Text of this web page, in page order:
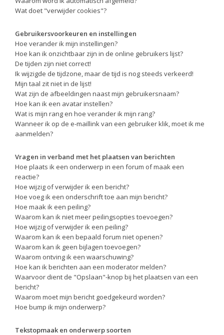
Wat doet "verwijder cookies"?
Gebruikersvoorkeuren en instellingen
Hoe verander ik mijn instellingen?
Hoe kan ik onzichtbaar zijn in de online gebruikers lijst?
De tijden zijn niet correct!
Ik wijzigde de tijdzone, maar de tijd is nog steeds verkeerd!
Mijn taal zit niet in de lijst!
Wat zijn de afbeeldingen naast mijn gebruikersnaam?
Hoe kan ik een avatar instellen?
Wat is mijn rang en hoe verander ik mijn rang?
Wanneer ik op de e-maillink van een gebruiker klik, moet ik me
aanmelden?
Vragen in verband met het plaatsen van berichten
Hoe plaats ik een onderwerp in een forum of maak een
reactie?
Hoe wijzig of verwijder ik een bericht?
Hoe voeg ik een onderschrift toe aan mijn bericht?
Hoe maak ik een peiling?
Waarom kan ik niet meer peilingsopties toevoegen?
Hoe wijzig of verwijder ik een peiling?
Waarom kan ik een bepaald forum niet openen?
Waarom kan ik geen bijlagen toevoegen?
Waarom ontving ik een waarschuwing?
Hoe kan ik berichten aan een moderator melden?
Waarvoor dient de "Opslaan"-knop bij het plaatsen van een
bericht?
Waarom moet mijn bericht goedgekeurd worden?
Hoe bump ik mijn onderwerp?
Tekstopmaak en onderwerp soorten